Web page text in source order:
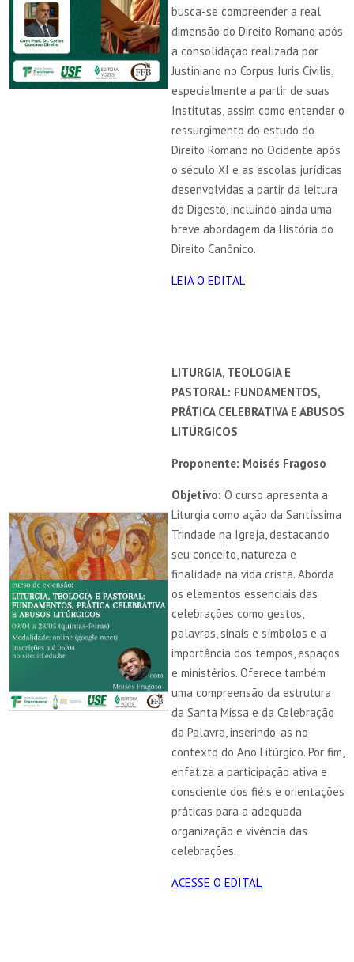
busca-se compreender a real
dimensão do Direito Romano após
a consolidação realizada por
Justiniano no Corpus Iuris Civilis,
especialmente a partir de suas
Institutas, assim como entender o
ressurgimento do estudo do
Direito Romano no Ocidente após
o século XI e as escolas jurídicas
desenvolvidas a partir da leitura
do Digesto, incluindo ainda uma
breve abordagem da História do
Direito Canônico.
LEIA O EDITAL
LITURGIA, TEOLOGIA E
PASTORAL: FUNDAMENTOS,
PRÁTICA CELEBRATIVA E ABUSOS
LITÚRGICOS
Proponente: Moisés Fragoso
Objetivo: O curso apresenta a
Liturgia como ação da Santíssima
Trindade na Igreja, destacando
seu conceito, natureza e
finalidade na vida cristã. Aborda
os elementos essenciais das
celebrações como gestos,
palavras, sinais e símbolos e a
importância dos tempos, espaços
e ministérios. Oferece também
uma compreensão da estrutura
da Santa Missa e da Celebração
da Palavra, inserindo-as no
contexto do Ano Litúrgico. Por fim,
enfatiza a participação ativa e
consciente dos fiéis e orientações
práticas para a adequada
organização e vivência das
celebrações.
ACESSE O EDITAL